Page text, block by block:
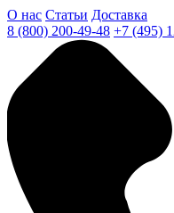
О нас Статьи Доставка
8 (800) 200-49-48 +7 (495)